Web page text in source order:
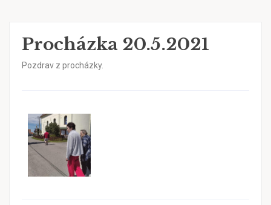
Procházka 20.5.2021
Pozdrav z procházky.